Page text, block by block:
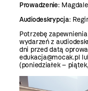
Prowadzenie:
Audiodeskrypcja:
Potrzebę
wydarzeń z
dni przed datą
edukacja@mocak.pl
(poniedziałek –